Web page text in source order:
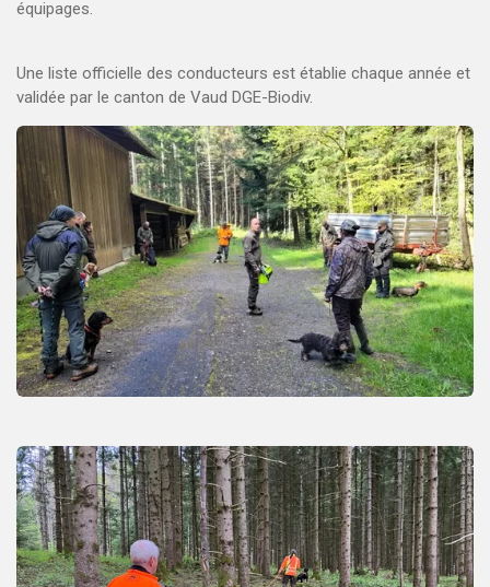
équipages.
Une liste officielle des conducteurs est établie chaque année et
validée par le canton de Vaud DGE-Biodiv.